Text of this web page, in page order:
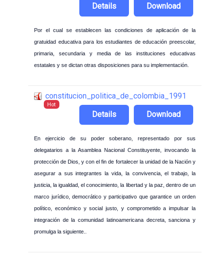
Download
Details
Por el cual se establecen las condiciones de aplicación de la
gratuidad educativa para los estudiantes de educación preescolar,
primaria, secundaria y media de las instituciones educativas
estatales y se dictan otras disposiciones para su implementación.
constitucion_politica_de_colombia_1991
Hot
Download
Details
En ejercicio de su poder soberano, representado por sus
delegatarios a la Asamblea Nacional Constituyente, invocando la
protección de Dios, y con el fin de fortalecer la unidad de la Nación y
asegurar a sus integrantes la vida, la convivencia, el trabajo, la
justicia, la igualdad, el conocimiento, la libertad y la paz, dentro de un
marco jurídico, democrático y participativo que garantice un orden
político, económico y social justo, y comprometido a impulsar la
integración de la comunidad latinoamericana decreta, sanciona y
promulga la siguiente..